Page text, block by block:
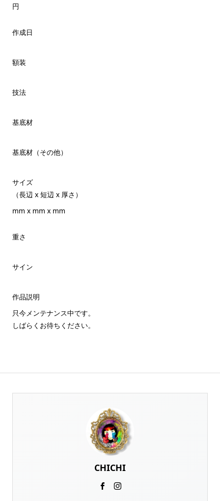
円
作成日
額装
技法
基底材
基底材（その他）
サイズ
（長辺 x 短辺 x 厚さ）
mm x mm x mm
重さ
サイン
作品説明
只今メンテナンス中です。
しばらくお待ちください。
CHICHI